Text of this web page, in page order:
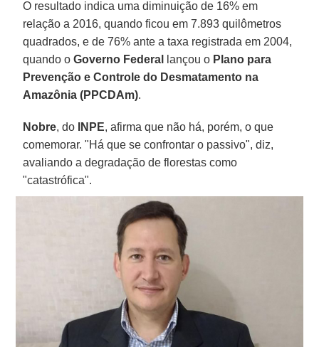
O resultado indica uma diminuição de 16% em
relação a 2016, quando ficou em 7.893 quilômetros
quadrados, e de 76% ante a taxa registrada em 2004,
quando oGoverno Federal lançou o Plano para
Prevenção e Controle do Desmatamento na
Amazônia (PPCDAm).
Nobre, do INPE, afirma que não há, porém, o que
comemorar. "Há que se confrontar o passivo", diz,
avaliando a degradação de florestas como
"catastrófica".